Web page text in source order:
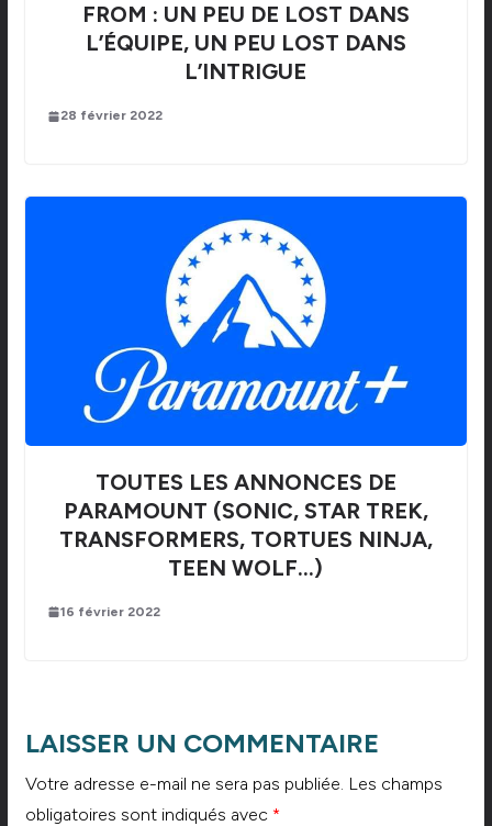
FROM : UN PEU DE LOST DANS
L’ÉQUIPE, UN PEU LOST DANS
L’INTRIGUE
28 février 2022
TOUTES LES ANNONCES DE
PARAMOUNT (SONIC, STAR TREK,
TRANSFORMERS, TORTUES NINJA,
TEEN WOLF…)
16 février 2022
LAISSER UN COMMENTAIRE
Votre adresse e-mail ne sera pas publiée. Les champs
obligatoires sont indiqués avec *